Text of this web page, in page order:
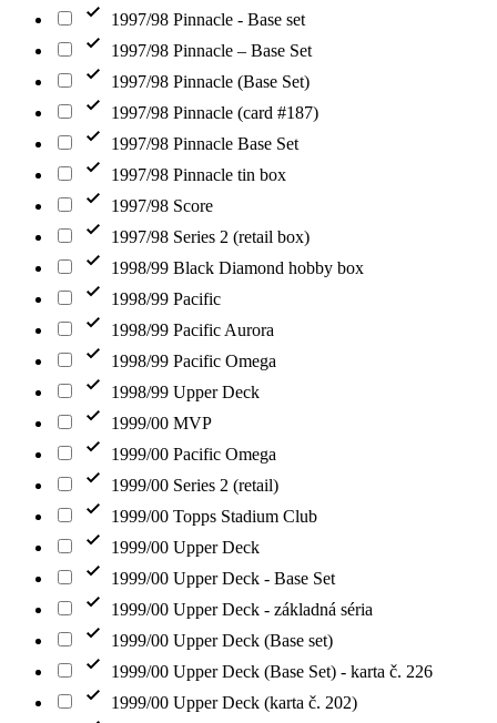
1997/98 Pinnacle - Base set
1997/98 Pinnacle – Base Set
1997/98 Pinnacle (Base Set)
1997/98 Pinnacle (card #187)
1997/98 Pinnacle Base Set
1997/98 Pinnacle tin box
1997/98 Score
1997/98 Series 2 (retail box)
1998/99 Black Diamond hobby box
1998/99 Pacific
1998/99 Pacific Aurora
1998/99 Pacific Omega
1998/99 Upper Deck
1999/00 MVP
1999/00 Pacific Omega
1999/00 Series 2 (retail)
1999/00 Topps Stadium Club
1999/00 Upper Deck
1999/00 Upper Deck - Base Set
1999/00 Upper Deck - základná séria
1999/00 Upper Deck (Base set)
1999/00 Upper Deck (Base Set) - karta č. 226
1999/00 Upper Deck (karta č. 202)